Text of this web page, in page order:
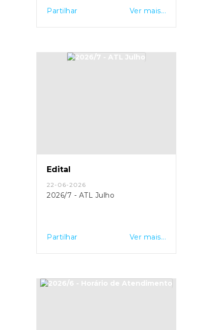
Partilhar Ver mais...
Edital
22-06-2026
2026/7 - ATL Julho
Partilhar Ver mais...